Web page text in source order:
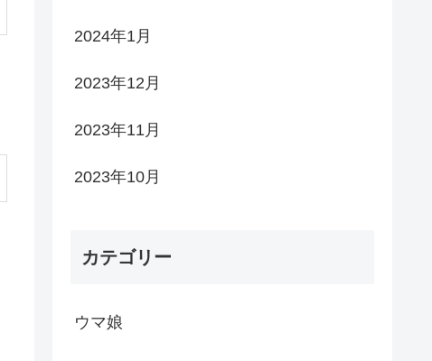
2024年1月
2023年12月
2023年11月
2023年10月
カテゴリー
ウマ娘